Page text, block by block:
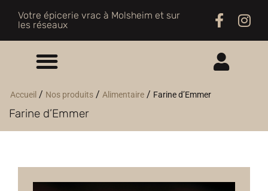
Votre épicerie vrac à Molsheim et sur
les réseaux
ME CONNECTER
Accueil / Nos produits / Alimentaire / Farine d’Emmer
Farine d’Emmer